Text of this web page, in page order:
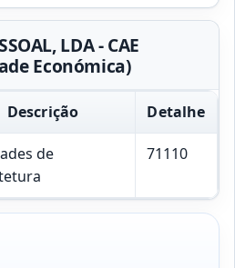
LDA - CAE
Económica)
Descrição Detalhe
de
71110